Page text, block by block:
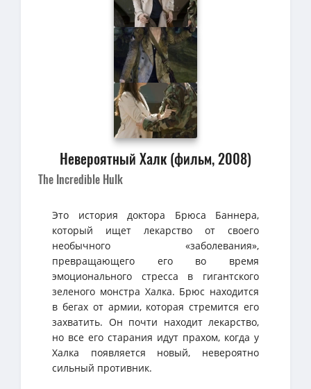
Невероятный Халк (фильм, 2008)
The Incredible Hulk
Это история доктора Брюса Баннера,
который ищет лекарство от своего
необычного «заболевания»,
превращающего его во время
эмоционального стресса в гигантского
зеленого монстра Халка. Брюс находится
в бегах от армии, которая стремится его
захватить. Он почти находит лекарство,
но все его старания идут прахом, когда у
Халка появляется новый, невероятно
сильный противник.